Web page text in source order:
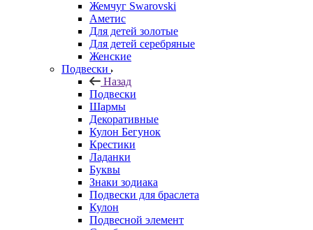
Жемчуг Swarovski
Аметис
Для детей золотые
Для детей серебряные
Женские
Подвески
Назад
Подвески
Шармы
Декоративные
Кулон Бегунок
Крестики
Ладанки
Буквы
Знаки зодиака
Подвески для браслета
Кулон
Подвесной элемент